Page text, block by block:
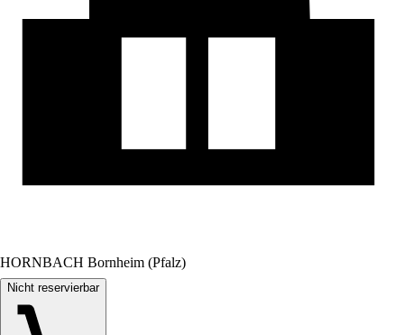
HORNBACH Bornheim (Pfalz)
Nicht reservierbar